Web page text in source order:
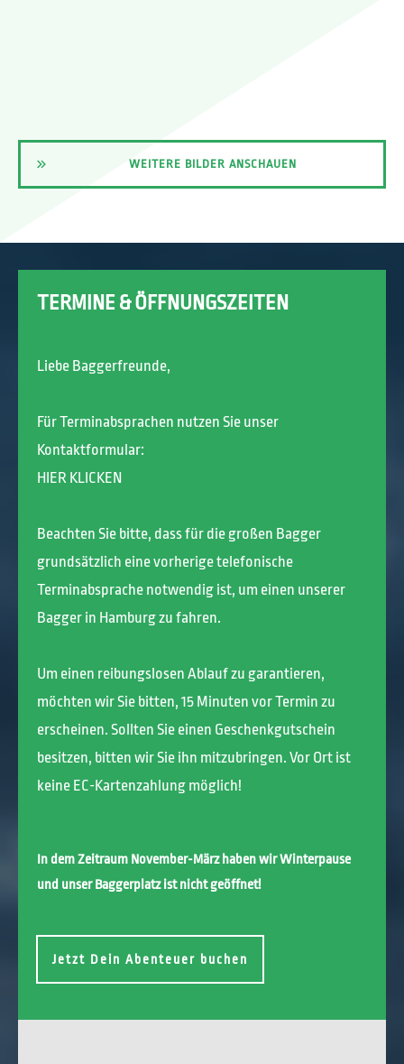
WEITERE BILDER ANSCHAUEN
TERMINE & ÖFFNUNGSZEITEN
Liebe Baggerfreunde,
Für Terminabsprachen nutzen Sie unser
Kontaktformular:
HIER KLICKEN
Beachten Sie bitte, dass für die großen Bagger
grundsätzlich eine vorherige telefonische
Terminabsprache notwendig ist, um einen unserer
Bagger in Hamburg zu fahren.
Um einen reibungslosen Ablauf zu garantieren,
möchten wir Sie bitten, 15 Minuten vor Termin zu
erscheinen. Sollten Sie einen Geschenkgutschein
besitzen, bitten wir Sie ihn mitzubringen. Vor Ort ist
keine EC-Kartenzahlung möglich!
In dem Zeitraum November-März haben wir Winterpause
und unser Baggerplatz ist nicht geöffnet!
Jetzt Dein Abenteuer buchen